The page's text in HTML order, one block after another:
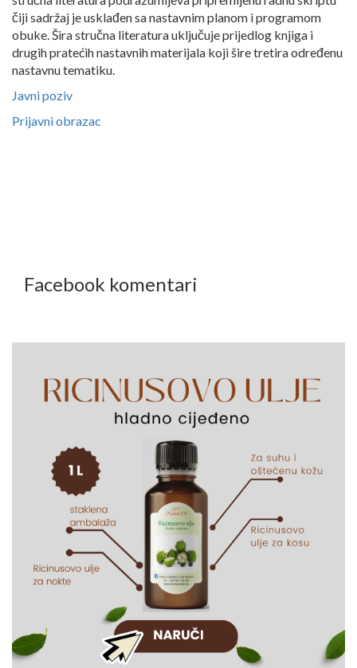
čiji sadržaj je usklađen sa nastavnim planom i programom
obuke. Šira stručna literatura uključuje prijedlog knjiga i
drugih pratećih nastavnih materijala koji šire tretira određenu
nastavnu tematiku.
Javni poziv
Prijavni obrazac
Facebook komentari